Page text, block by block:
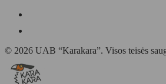
© 2026 UAB “Karakara”. Visos teisės